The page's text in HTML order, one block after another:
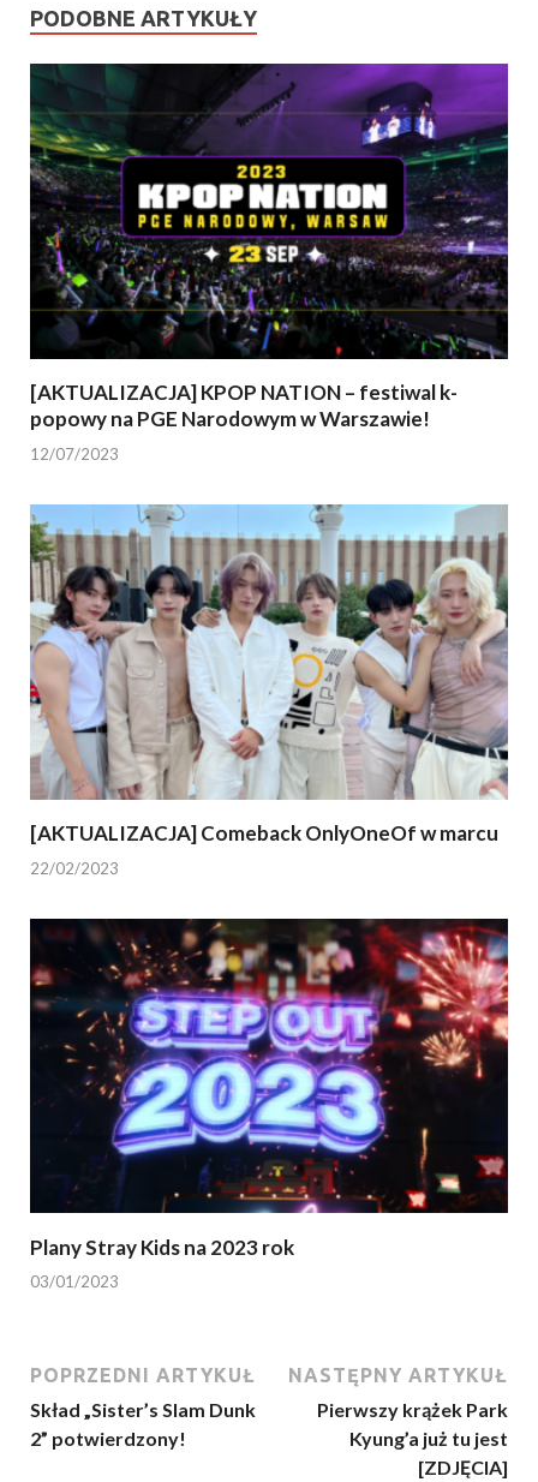
PODOBNE ARTYKUŁY
[AKTUALIZACJA] KPOP NATION – festiwal k-
popowy na PGE Narodowym w Warszawie!
12/07/2023
[AKTUALIZACJA] Comeback OnlyOneOf w marcu
22/02/2023
Plany Stray Kids na 2023 rok
03/01/2023
POPRZEDNI ARTYKUŁ
Skład „Sister’s Slam Dunk
2” potwierdzony!
NASTĘPNY ARTYKUŁ
Pierwszy krążek Park
Kyung’a już tu jest
[ZDJĘCIA]